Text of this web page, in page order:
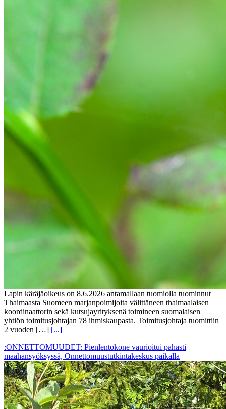
Lapin käräjäoikeus on 8.6.2026 antamallaan tuomiolla tuominnut
Thaimaasta Suomeen marjanpoimijoita välittäneen thaimaalaisen
koordinaattorin sekä kutsujayrityksenä toimineen suomalaisen
yhtiön toimitusjohtajan 78 ihmiskaupasta. Toimitusjohtaja tuomittiin
2 vuoden […] [...]
:ONNETTOMUUDET: Pienlentokone vaurioitui pahasti
maahansyöksyssä, Onnettomuustutkintakeskus paikalla